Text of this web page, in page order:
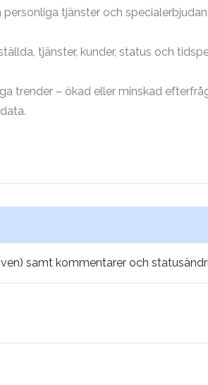
tjänster och
tjänster, kunder, status och
trender – ökad eller minskad
samt kommentarer och